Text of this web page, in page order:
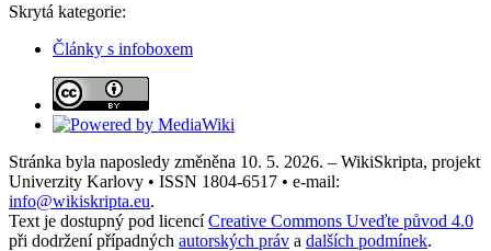
Skrytá kategorie:
Články s infoboxem
Stránka byla naposledy změněna 10. 5. 2026. – WikiSkripta, projekt
Univerzity Karlovy • ISSN 1804-6517 • e-mail:
info@wikiskripta.eu.
Text je dostupný pod licencíCreative Commons Uveďte původ 4.0
při dodržení případných autorských práv a dalších podmínek.